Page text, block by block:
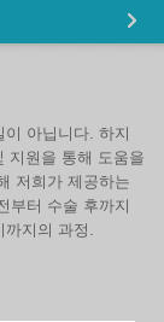
아닙니다. 하지
지원을 통해 도움을
저희가 제공하는
부터 수술 후까지
까지의 과정.